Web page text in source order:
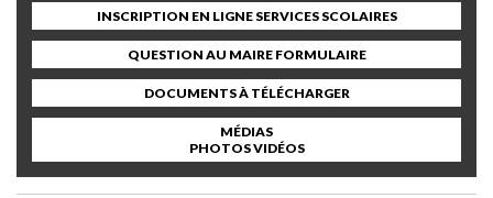
INSCRIPTION EN LIGNE SERVICES SCOLAIRES
QUESTION AU MAIRE FORMULAIRE
DOCUMENTS À TÉLÉCHARGER
MÉDIAS
PHOTOS VIDÉOS